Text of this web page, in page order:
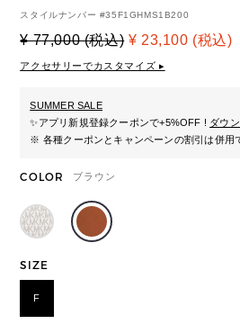
スタイルナンバー #35F1GHMS1B200
¥ 77,000 (税込) ¥ 23,100 (税込)
アクセサリーでカスタマイズ ▸
SUMMER SALE
✨アプリ新規登録クーポンで+5%OFF ! ダウ
※ 各種クーポンとキャンペーンの割引は併用
COLOR ブラウン
SIZE
F